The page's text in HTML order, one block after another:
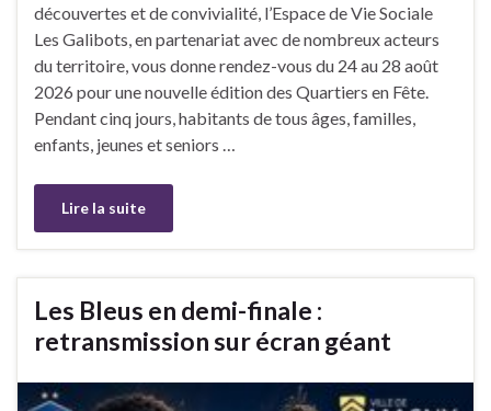
découvertes et de convivialité, l’Espace de Vie Sociale
Les Galibots, en partenariat avec de nombreux acteurs
du territoire, vous donne rendez-vous du 24 au 28 août
2026 pour une nouvelle édition des Quartiers en Fête.
Pendant cinq jours, habitants de tous âges, familles,
enfants, jeunes et seniors …
Lire la suite
Les Bleus en demi-finale :
retransmission sur écran géant